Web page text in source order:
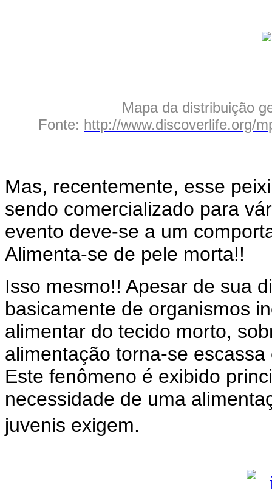
Mapa da distribuição
Fonte: http://www.discoverlife.org/
Mas, recentemente, esse
sendo comercializado para
evento deve-se a um
Alimenta-se de pele morta!!
Isso mesmo!! Apesar de sua
basicamente de organismos
alimentar do tecido morto,
alimentação torna-se
Este fenômeno é exibido
necessidade de uma
juvenis exigem.